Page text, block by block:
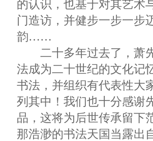
的认识，也基于对其艺术
门造访，并健步一步一步
韵……
二十多年过去了，萧先
法成为二十世纪的文化记
书法，并组织有代表性大
列其中！我们也十分感谢
品，这将为后世传承留下
那浩渺的书法天国当露